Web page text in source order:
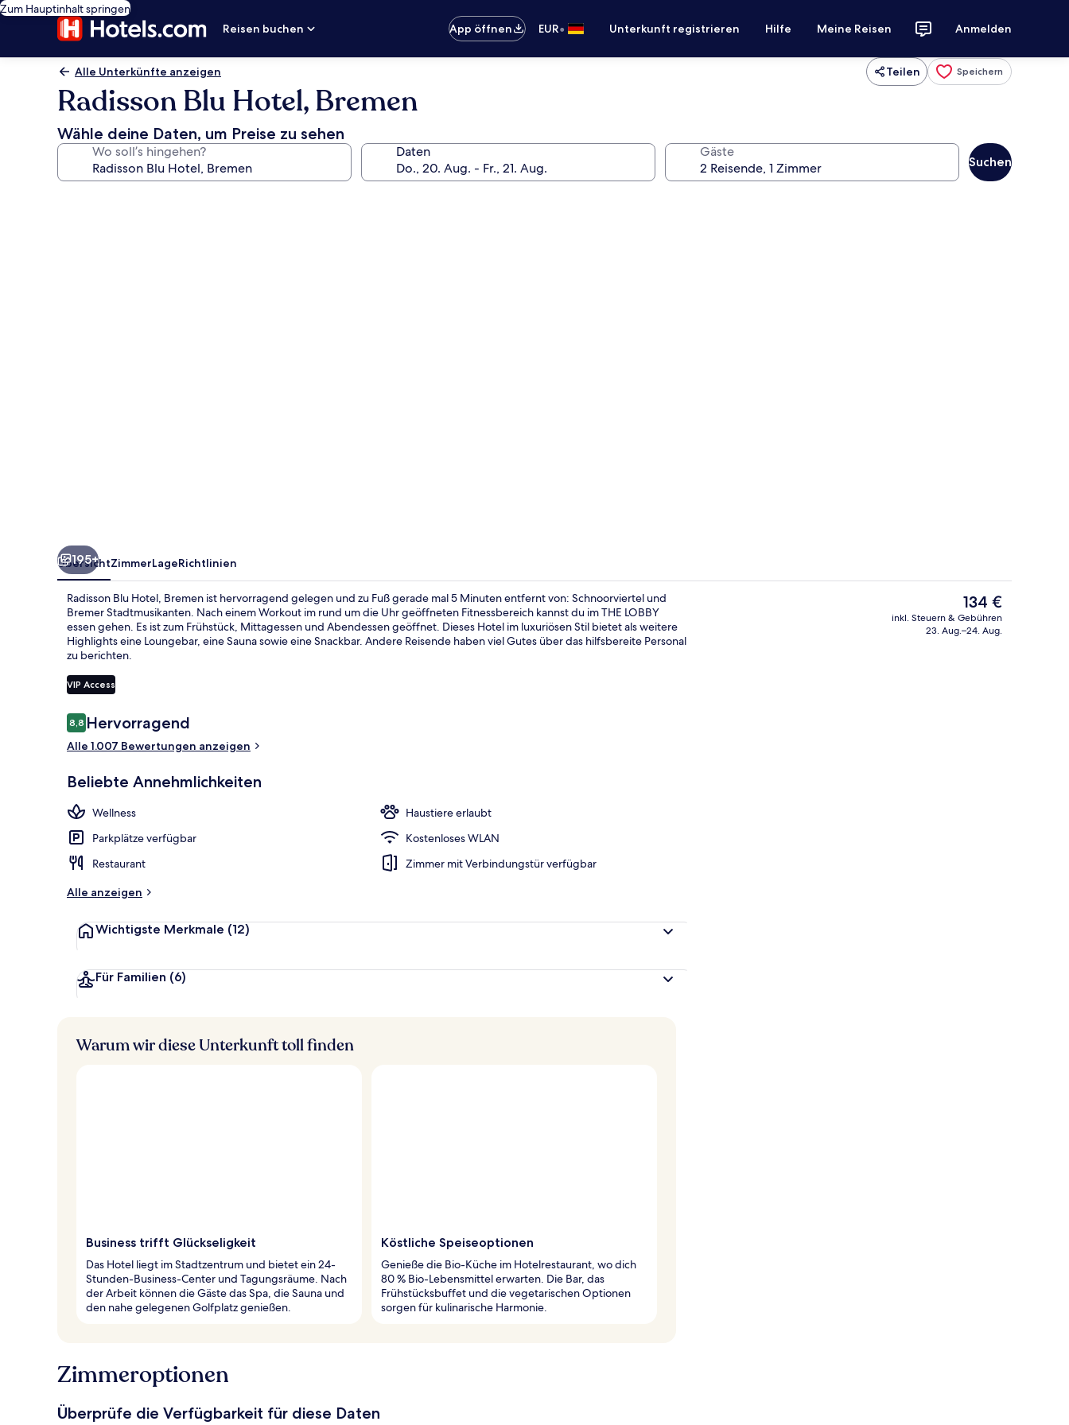
Zum Hauptinhalt springen
Reisen buchen
App öffnen EUR• Unterkunft registrieren Hilfe Meine Reisen Anmelden
Alle Unterkünfte anzeigen Teilen Speichern
Radisson Blu Hotel, Bremen
Wähle deine Daten, um Preise zu sehen
Wo soll’s hingehen? Daten Gäste
Suchen
Frühstück, Mittagessen, Abendessen und Brunch werden serviert
Bar (in der Unterkunft)
195+
ÜbersichtZimmerLageRichtlinien
Radisson Blu Hotel, Bremen ist hervorragend gelegen und zu Fuß gerade mal 5 Minuten entfernt von: Schnoorviertel und
Bremer Stadtmusikanten. Nach einem Workout im rund um die Uhr geöffneten Fitnessbereich kannst du im THE LOBBY
essen gehen. Es ist zum Frühstück, Mittagessen und Abendessen geöffnet. Dieses Hotel im luxuriösen Stil bietet als weitere
Highlights eine Loungebar, eine Sauna sowie eine Snackbar. Andere Reisende haben viel Gutes über das hilfsbereite Personal
zu berichten.
VIP Access
Bewertungen
8,88,8 von 10.
Hervorragend
Alle 1.007 Bewertungen anzeigen
Beliebte Annehmlichkeiten
Wellness
Haustiere erlaubt
Parkplätze verfügbar
Kostenloses WLAN
Restaurant
Zimmer mit Verbindungstür verfügbar
Alle anzeigen
Wichtigste Merkmale (12)
Für Familien (6)
Der
aktuelle
Preis
134 €
inkl. Steuern & Gebühren
23. Aug.–24. Aug.
Warum wir diese Unterkunft toll finden
Business trifft Glückseligkeit
Das Hotel liegt im Stadtzentrum und bietet ein 24-
Stunden-Business-Center und Tagungsräume. Nach
der Arbeit können die Gäste das Spa, die Sauna und
den nahe gelegenen Golfplatz genießen.
Köstliche Speiseoptionen
Genieße die Bio-Küche im Hotelrestaurant, wo dich
80 % Bio-Lebensmittel erwarten. Die Bar, das
Frühstücksbuffet und die vegetarischen Optionen
sorgen für kulinarische Harmonie.
Zimmeroptionen
Überprüfe die Verfügbarkeit für diese Daten